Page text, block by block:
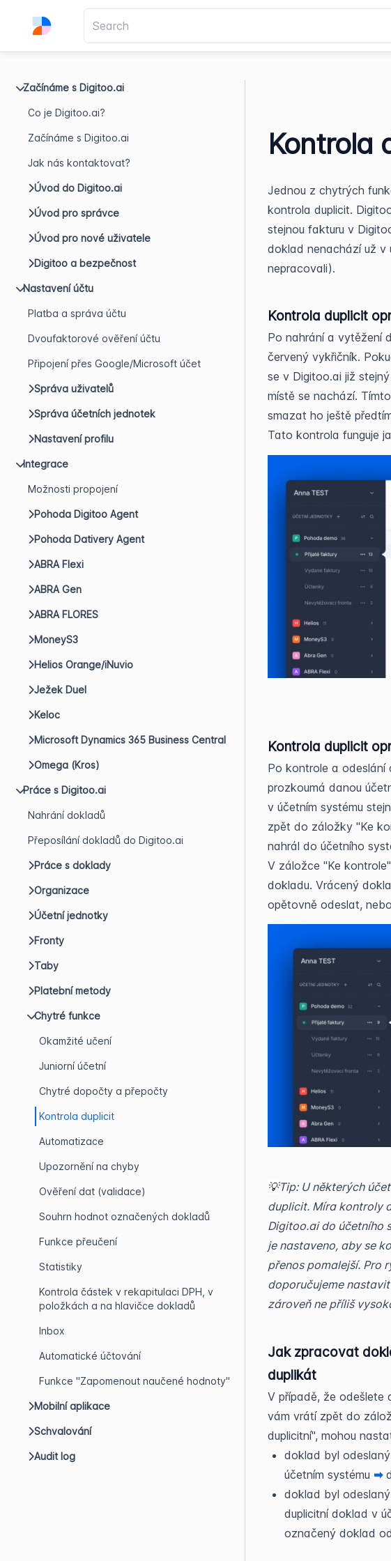
Začínáme s Digitoo.ai
Co je Digitoo.ai?
Začínáme s Digitoo.ai
Jak nás kontaktovat?
Úvod do Digitoo.ai
Úvod pro správce
Úvod pro nové uživatele
Digitoo a bezpečnost
Nastavení účtu
Platba a správa účtu
Dvoufaktorové ověření účtu
Připojení přes Google/Microsoft účet
Správa uživatelů
Správa účetních jednotek
Nastavení profilu
Integrace
Možnosti propojení
Pohoda Digitoo Agent
Pohoda Dativery Agent
ABRA Flexi
ABRA Gen
ABRA FLORES
MoneyS3
Helios Orange/iNuvio
Ježek Duel
Keloc
Microsoft Dynamics 365 Business Central
Omega (Kros)
Práce s Digitoo.ai
Nahrání dokladů
Přeposílání dokladů do Digitoo.ai
Práce s doklady
Organizace
Účetní jednotky
Fronty
Taby
Platební metody
Chytré funkce
Okamžité učení
Juniorní účetní
Chytré dopočty a přepočty
Kontrola duplicit
Automatizace
Upozornění na chyby
Ověření dat (validace)
Souhrn hodnot označených dokladů
Funkce přeučení
Statistiky
Kontrola částek v rekapitulaci DPH, v
položkách a na hlavičce dokladů
Inbox
Automatické účtování
Funkce "Zapomenout naučené hodnoty"
Mobilní aplikace
Schvalování
Audit log
Kontrola
Jednou z chytrých
kontrola duplicit.
stejnou fakturu v
doklad nenachází už v
nepracovali).
Kontrola duplicit
Po nahrání a vytěžení
červený vykřičník.
se v Digitoo.ai již
místě se nachází.
smazat ho ještě
Tato kontrola funguje
Kontrola duplicit
Po kontrole a odeslání
prozkoumá danou
v účetním systému
zpět do záložky "Ke
nahrál do účetního
V záložce "Ke
dokladu. Vrácený
opětovně odeslat,
💡Tip: U některých
duplicit. Míra kontroly
Digitoo.ai do účetního
je nastaveno, aby se
přenos pomalejší. Pro
doporučujeme
zároveň ne příliš
Jak zpracovat
duplikát
V případě, že odešlete
vám vrátí zpět do
duplicitní", mohou
doklad byl
účetním systému ➡
doklad byl
duplicitní doklad v
označený doklad